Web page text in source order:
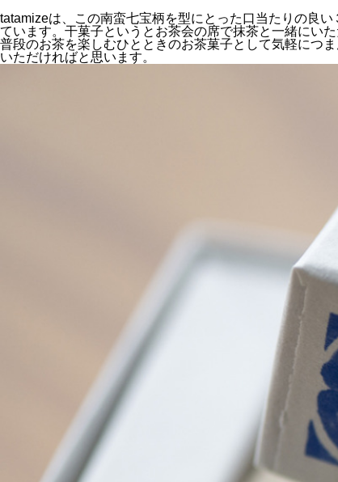
tatamizeは、この南蛮七宝柄を型にとった口当たりの良
ています。干菓子というとお茶会の席で抹茶と一緒にい
普段のお茶を楽しむひとときのお茶菓子として気軽につ
いただければと思います。